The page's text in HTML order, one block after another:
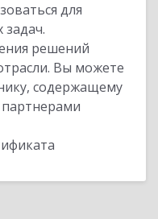
для
решений
Вы можете
содержащему